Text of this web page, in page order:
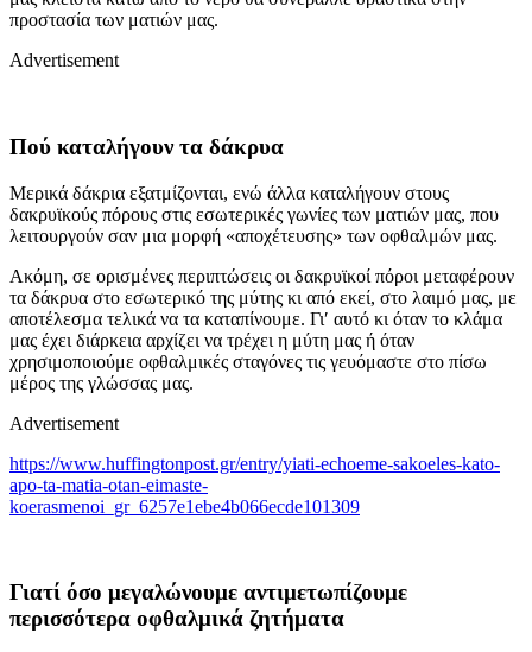
προστασία των ματιών μας.
Advertisement
Πού καταλήγουν τα δάκρυα
Μερικά δάκρια εξατμίζονται, ενώ άλλα καταλήγουν στους
δακρυϊκούς πόρους στις εσωτερικές γωνίες των ματιών μας, που
λειτουργούν σαν μια μορφή «αποχέτευσης» των οφθαλμών μας.
Ακόμη, σε ορισμένες περιπτώσεις οι δακρυϊκοί πόροι μεταφέρουν
τα δάκρυα στο εσωτερικό της μύτης κι από εκεί, στο λαιμό μας, με
αποτέλεσμα τελικά να τα καταπίνουμε. Γι′ αυτό κι όταν το κλάμα
μας έχει διάρκεια αρχίζει να τρέχει η μύτη μας ή όταν
χρησιμοποιούμε οφθαλμικές σταγόνες τις γευόμαστε στο πίσω
μέρος της γλώσσας μας.
Advertisement
https://www.huffingtonpost.gr/entry/yiati-echoeme-sakoeles-kato-
apo-ta-matia-otan-eimaste-
koerasmenoi_gr_6257e1ebe4b066ecde101309
Γιατί όσο μεγαλώνουμε αντιμετωπίζουμε
περισσότερα οφθαλμικά ζητήματα